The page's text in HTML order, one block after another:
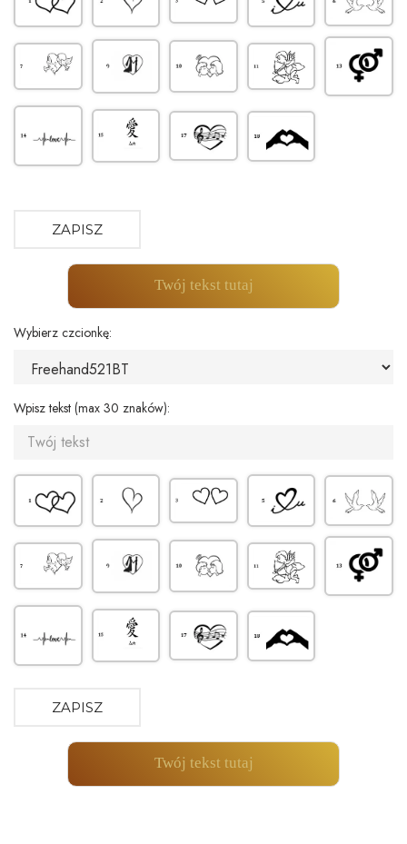
ZAPISZ
Twój tekst tutaj
Wybierz czcionkę:
Wpisz tekst (max 30 znaków):
ZAPISZ
Twój tekst tutaj